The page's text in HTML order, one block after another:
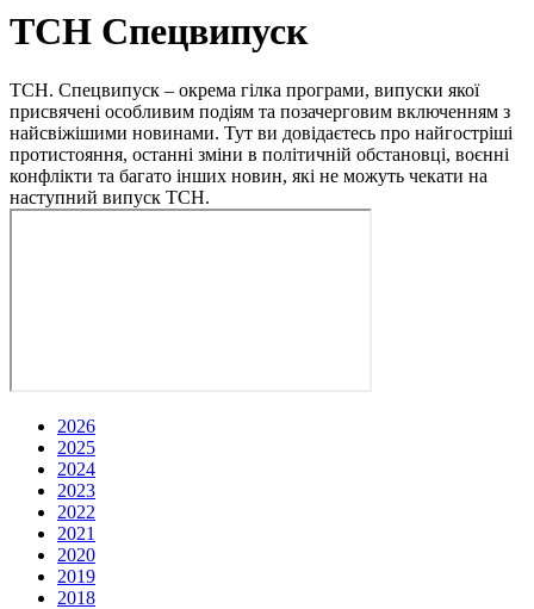
ТСН Спецвипуск
ТСН. Спецвипуск – окрема гілка програми, випуски якої
присвячені особливим подіям та позачерговим включенням з
найсвіжішими новинами. Тут ви довідаєтесь про найгостріші
протистояння, останні зміни в політичній обстановці, воєнні
конфлікти та багато інших новин, які не можуть чекати на
наступний випуск ТСН.
2026
2025
2024
2023
2022
2021
2020
2019
2018